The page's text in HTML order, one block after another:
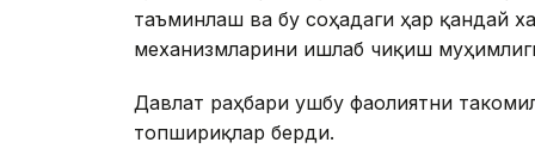
таъминлаш ва бу соҳадаги ҳар қандай
механизмларини ишлаб чиқиш
Давлат раҳбари ушбу фаолиятни
топшириқлар берди.